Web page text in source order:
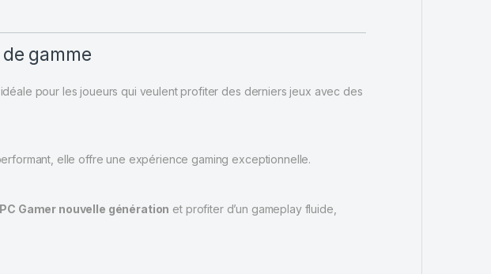
gamme
pour les joueurs qui veulent profiter des derniers jeux avec des
elle offre une expérience gaming exceptionnelle.
PC Gamer nouvelle génération et profiter d’un gameplay fluide,